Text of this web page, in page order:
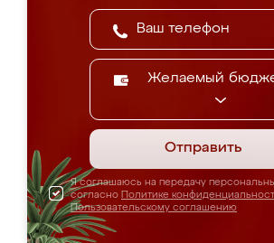
Желаемый
Отправить
Я соглашаюсь на передачу
согласно Политике
Пользовательскому соглашению